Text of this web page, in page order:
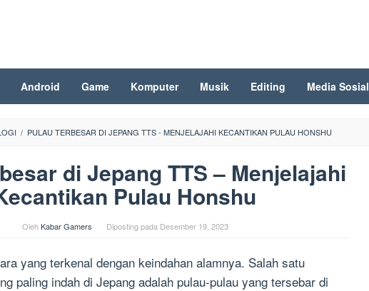
Android Game Komputer Musik Editing Media Sosial
/ PULAU TERBESAR DI JEPANG TTS - MENJELAJAHI KECANTIKAN PULAU HONSHU
di Jepang TTS – Menjelajahi
Pulau Honshu
OlehKabar Gamers Diposting pada Desember 19, 2023
yang terkenal dengan keindahan alamnya. Salah satu
paling indah di Jepang adalah pulau-pulau yang tersebar di